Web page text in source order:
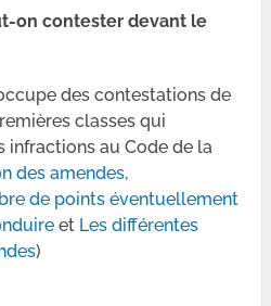
on contester devant le
des contestations de
classes qui
au Code de la
des amendes,
de points éventuellement
et Les différentes
)